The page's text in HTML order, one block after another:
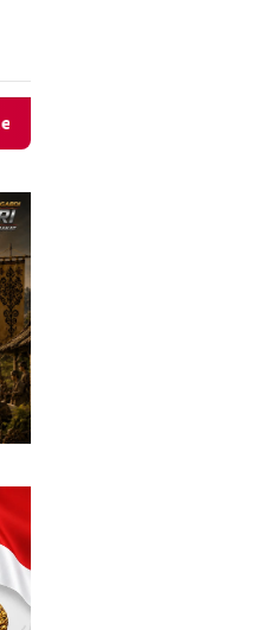
Husein Sastranegara,